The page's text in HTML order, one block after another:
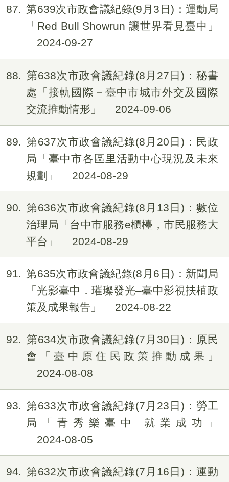
87
第639次市政會議紀錄(9月3日)：運動局
「Red Bull Showrun 讓世界看見臺中」
2024-09-27
88
第638次市政會議紀錄(8月27日)：秘書
處「接軌國際－臺中市城市外交及國際
交流推動情形」
2024-09-06
89
第637次市政會議紀錄(8月20日)：民政
局「臺中市各區里活動中心現況及未來
規劃」
2024-08-29
90
第636次市政會議紀錄(8月13日)：數位
治理局「台中市服務e櫃檯，市民服務大
平台」
2024-08-29
91
第635次市政會議紀錄(8月6日)：新聞局
「光影臺中．璀璨發光–臺中影視扶植政
策及成果報告」
2024-08-22
92
第634次市政會議紀錄(7月30日)：原民
會「臺中原住民政策推動成果」
2024-08-08
93
第633次市政會議紀錄(7月23日)：勞工
局「青秀樂臺中 就業成功」
2024-08-05
94
第632次市政會議紀錄(7月16日)：運動